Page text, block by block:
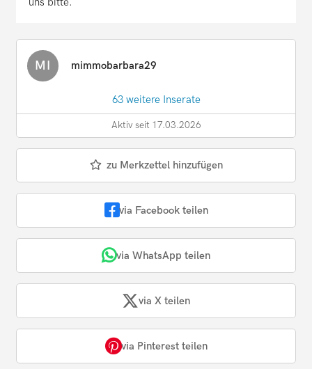
MI mimmobarbara29
63 weitere Inserate
Aktiv seit 17.03.2026
zu Merkzettel hinzufügen
via Facebook teilen
via WhatsApp teilen
via X teilen
via Pinterest teilen